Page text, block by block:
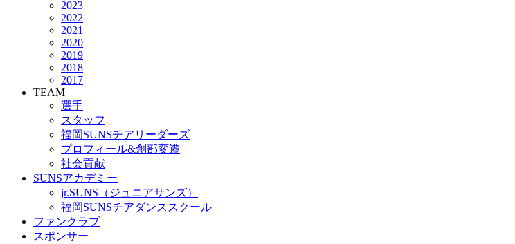
2023
2022
2021
2020
2019
2018
2017
TEAM
選手
スタッフ
福岡SUNSチアリーダーズ
プロフィール&創部変遷
社会貢献
SUNSアカデミー
jr.SUNS（ジュニアサンズ）
福岡SUNSチアダンススクール
ファンクラブ
スポンサー